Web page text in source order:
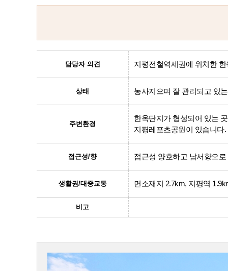
담당자 의견 지평전철역세권에 위치한
상태 농사지으며 잘 관리되고 있
주변환경
한옥단지가 형성되어 있는
지평레포츠공원이 있습니다.
접근성/향 접근성 양호하고 남서향으
생활권/대중교통 면소재지 2.7km, 지평역
비고